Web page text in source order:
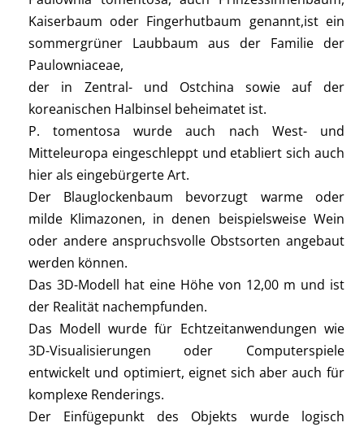
Kaiserbaum oder Fingerhutbaum genannt,ist ein
sommergrüner Laubbaum aus der Familie der
Paulowniaceae,
der in Zentral- und Ostchina sowie auf der
koreanischen Halbinsel beheimatet ist.
P. tomentosa wurde auch nach West- und
Mitteleuropa eingeschleppt und etabliert sich auch
hier als eingebürgerte Art.
Der Blauglockenbaum bevorzugt warme oder
milde Klimazonen, in denen beispielsweise Wein
oder andere anspruchsvolle Obstsorten angebaut
werden können.
Das 3D-Modell hat eine Höhe von 12,00 m und ist
der Realität nachempfunden.
Das Modell wurde für Echtzeitanwendungen wie
3D-Visualisierungen oder Computerspiele
entwickelt und optimiert, eignet sich aber auch für
komplexe Renderings.
Der Einfügepunkt des Objekts wurde logisch